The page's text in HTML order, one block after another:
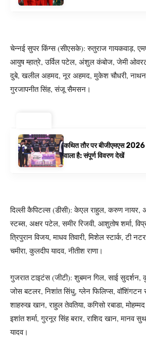
चेन्नई सुपर किंग्स (सीएसके): रुतुराज गायकवाड़,
आयुष म्हात्रे, उर्विल पटेल, अंशुल कंबोज, जेमी
दुबे, खलील अहमद, नूर अहमद, मुकेश चौधरी, नाथन
गुरजापनीत सिंह, संजू सैमसन।
कथित तौर पर बीजीएमएस
वाला है: संपूर्ण विवरण देखें
दिल्ली कैपिटल्स (डीसी): केएल राहुल, करुण नायर,
स्टब्स, अक्षर पटेल, समीर रिजवी, आशुतोष शर्मा,
त्रिपुरान विजय, माधव तिवारी, मिशेल स्टार्क, टी
चमीरा, कुलदीप यादव, नीतीश राणा।
गुजरात टाइटंस (जीटी): शुबमन गिल, साई सुदर्शन,
जोस बटलर, निशांत सिंधु, ग्लेन फिलिप्स,
शाहरुख खान, राहुल तेवतिया, कगिसो रबाडा,
इशांत शर्मा, गुरनूर सिंह बरार, राशिद खान, मानव
यादव।